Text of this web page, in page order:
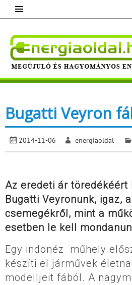
content
Megújuló és
Bugatti Veyron
2014-11-06 energiaoldal
Az eredeti ár töredékéért
Bugatti Veyronunk, igaz,
csemegékről, mint a
esetben le kell
Egy indonéz műhely
készíti el járművek
modelljeit fából. A